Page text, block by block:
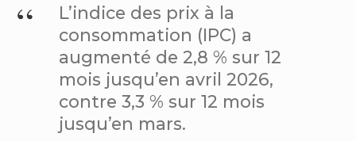
L’indice des prix à la
consommation (IPC) a
augmenté de 2,8 % sur 12
mois jusqu’en avril 2026,
contre 3,3 % sur 12 mois
jusqu’en mars.